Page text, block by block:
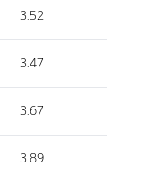
3.52
3.47
3.67
3.89